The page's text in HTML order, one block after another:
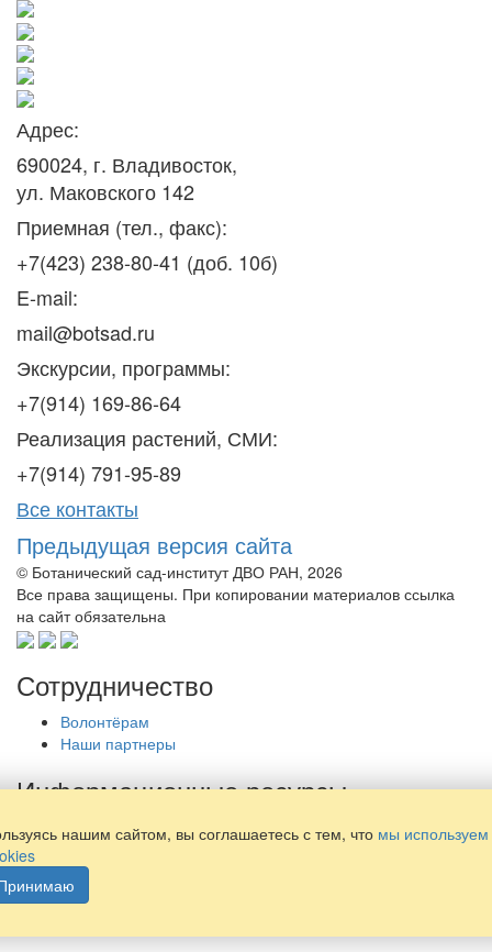
Адрес:
690024, г. Владивосток,
ул. Маковского 142
Приемная (тел., факс):
+7(423) 238-80-41 (доб. 10б)
E-mail:
mail@botsad.ru
Экскурсии, программы:
+7(914) 169-86-64
Реализация растений, СМИ:
+7(914) 791-95-89
Все контакты
Предыдущая версия сайта
© Ботанический сад-институт ДВО РАН, 2026
Все права защищены. При копировании материалов ссылка
на сайт обязательна
Сотрудничество
Волонтёрам
Наши партнеры
Информационные ресурсы
Библиотека
Наши издания
Политика обработки персональных данных
нашим сайтом, вы соглашаетесь с тем, что мы используем